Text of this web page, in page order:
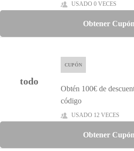
USADO 0 VECES
Obtener Cupón
todo
CUPÓN
Obtén 100€ de
código
USADO 12 VECES
Obtener Cupón